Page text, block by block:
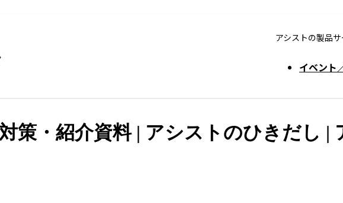
アシストの製品
イベント
策・紹介資料 | アシストのひきだし |